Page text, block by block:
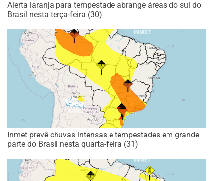
Alerta laranja para tempestade abrange áreas do sul do
Brasil nesta terça-feira (30)
Inmet prevê chuvas intensas e tempestades em grande
parte do Brasil nesta quarta-feira (31)